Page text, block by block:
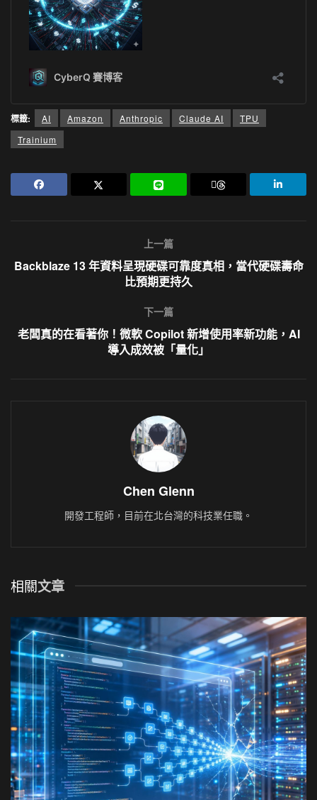
標籤: AI Amazon Anthropic Claude AI
TPU
Trainium
上一篇
Backblaze 13 年資料呈現硬碟可靠度真相，當代硬碟壽命
比預期更持久
下一篇
老闆真的在看著你！微軟 Copilot 新增使用率新功能，AI
導入成效被「量化」
Chen Glenn
開發工程師，目前在北台灣的科技業任職。
相關文章